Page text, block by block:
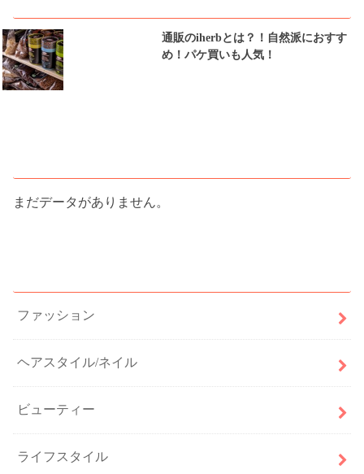
通販のiherbとは？！自然派におすす
め！パケ買いも人気！
まだデータがありません。
ファッション
ヘアスタイル/ネイル
ビューティー
ライフスタイル